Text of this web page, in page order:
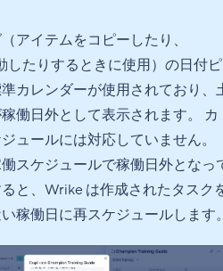
アイテムをコピーしたり、
したりするときに使用）の日付ピ
カレンダーが使用されており、
働日外として表示されます。 カ
ュールには対応していません。
スケジュールで稼働日外となっ
と、Wrike は作成されたタスク
稼働日に再スケジュールします